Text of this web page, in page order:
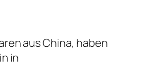
aus China, haben
in